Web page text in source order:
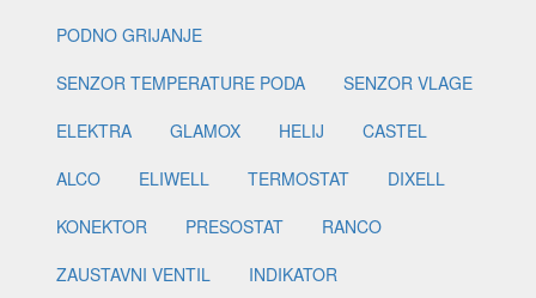
PODNO GRIJANJE
SENZOR TEMPERATURE PODA
SENZOR VLAGE
ELEKTRA
GLAMOX HELIJ
CASTEL
ALCO
ELIWELL TERMOSTAT
DIXELL
KONEKTOR
PRESOSTAT
RANCO
ZAUSTAVNI VENTIL
INDIKATOR